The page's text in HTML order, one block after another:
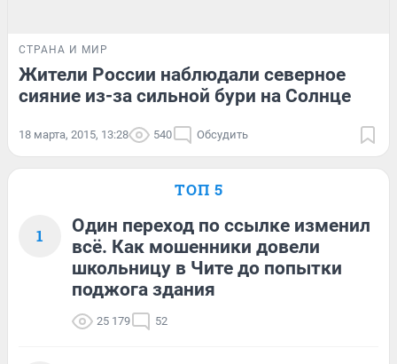
СТРАНА И МИР
Жители России наблюдали северное
сияние из-за сильной бури на Солнце
18 марта, 2015, 13:28 540 Обсудить
ТОП 5
1
Один переход по ссылке изменил
всё. Как мошенники довели
школьницу в Чите до попытки
поджога здания
25 179 52